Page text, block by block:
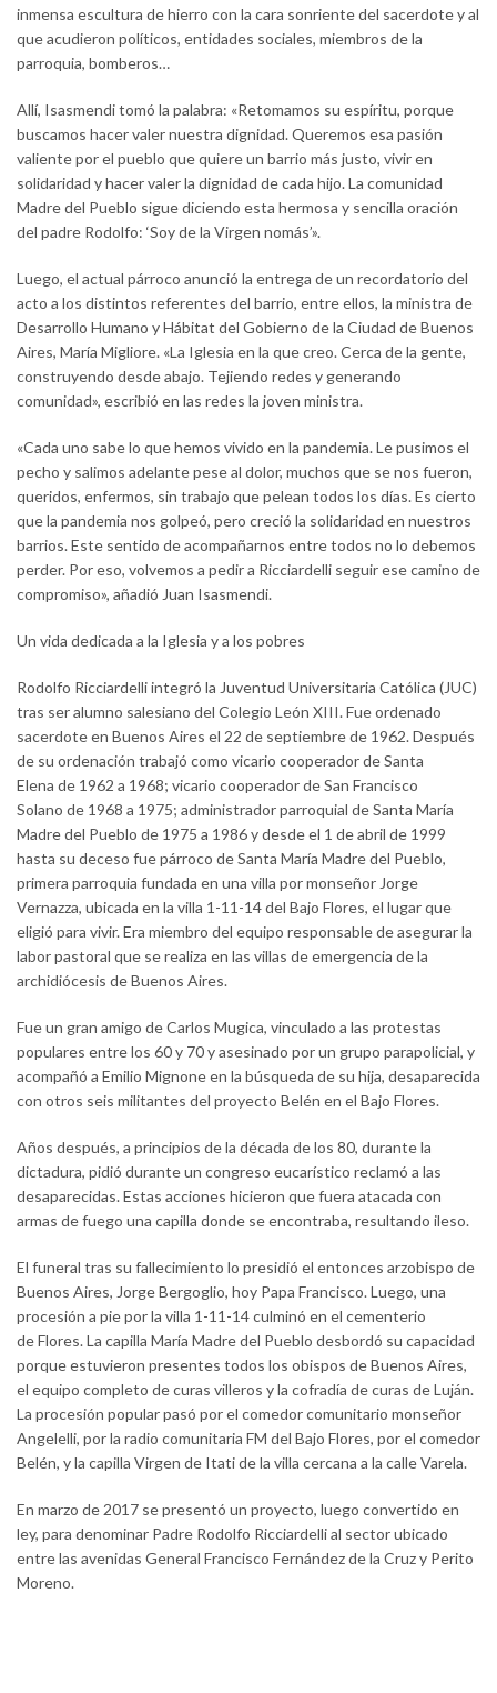
inmensa escultura de hierro con la cara sonriente del sacerdote y al
que acudieron políticos, entidades sociales, miembros de la
parroquia, bomberos…
Allí, Isasmendi tomó la palabra: «Retomamos su espíritu, porque
buscamos hacer valer nuestra dignidad. Queremos esa pasión
valiente por el pueblo que quiere un barrio más justo, vivir en
solidaridad y hacer valer la dignidad de cada hijo. La comunidad
Madre del Pueblo sigue diciendo esta hermosa y sencilla oración
del padre Rodolfo: ‘Soy de la Virgen nomás’».
Luego, el actual párroco anunció la entrega de un recordatorio del
acto a los distintos referentes del barrio, entre ellos, la ministra de
Desarrollo Humano y Hábitat del Gobierno de la Ciudad de Buenos
Aires, María Migliore. «La Iglesia en la que creo. Cerca de la gente,
construyendo desde abajo. Tejiendo redes y generando
comunidad», escribió en las redes la joven ministra.
«Cada uno sabe lo que hemos vivido en la pandemia. Le pusimos el
pecho y salimos adelante pese al dolor, muchos que se nos fueron,
queridos, enfermos, sin trabajo que pelean todos los días. Es cierto
que la pandemia nos golpeó, pero creció la solidaridad en nuestros
barrios. Este sentido de acompañarnos entre todos no lo debemos
perder. Por eso, volvemos a pedir a Ricciardelli seguir ese camino de
compromiso», añadió Juan Isasmendi.
Un vida dedicada a la Iglesia y a los pobres
Rodolfo Ricciardelli integró la Juventud Universitaria Católica (JUC)
tras ser alumno salesiano del Colegio León XIII. Fue ordenado
sacerdote en Buenos Aires el 22 de septiembre de 1962. Después
de su ordenación trabajó como vicario cooperador de Santa
Elena de 1962 a 1968; vicario cooperador de San Francisco
Solano de 1968 a 1975; administrador parroquial de Santa María
Madre del Pueblo de 1975 a 1986 y desde el 1 de abril de 1999
hasta su deceso fue párroco de Santa María Madre del Pueblo,
primera parroquia fundada en una villa por monseñor Jorge
Vernazza, ubicada en la villa 1-11-14 del Bajo Flores, el lugar que
eligió para vivir. Era miembro del equipo responsable de asegurar la
labor pastoral que se realiza en las villas de emergencia de la
archidiócesis de Buenos Aires.
Fue un gran amigo de Carlos Mugica, vinculado a las protestas
populares entre los 60 y 70 y asesinado por un grupo parapolicial, y
acompañó a Emilio Mignone en la búsqueda de su hija, desaparecida
con otros seis militantes del proyecto Belén en el Bajo Flores.
Años después, a principios de la década de los 80, durante la
dictadura, pidió durante un congreso eucarístico reclamó a las
desaparecidas. Estas acciones hicieron que fuera atacada con
armas de fuego una capilla donde se encontraba, resultando ileso.
El funeral tras su fallecimiento lo presidió el entonces arzobispo de
Buenos Aires, Jorge Bergoglio, hoy Papa Francisco. Luego, una
procesión a pie por la villa 1-11-14 culminó en el cementerio
de Flores. La capilla María Madre del Pueblo desbordó su capacidad
porque estuvieron presentes todos los obispos de Buenos Aires,
el equipo completo de curas villeros y la cofradía de curas de Luján.
La procesión popular pasó por el comedor comunitario monseñor
Angelelli, por la radio comunitaria FM del Bajo Flores, por el comedor
Belén, y la capilla Virgen de Itati de la villa cercana a la calle Varela.
En marzo de 2017 se presentó un proyecto, luego convertido en
ley, para denominar Padre Rodolfo Ricciardelli al sector ubicado
entre las avenidas General Francisco Fernández de la Cruz y Perito
Moreno.